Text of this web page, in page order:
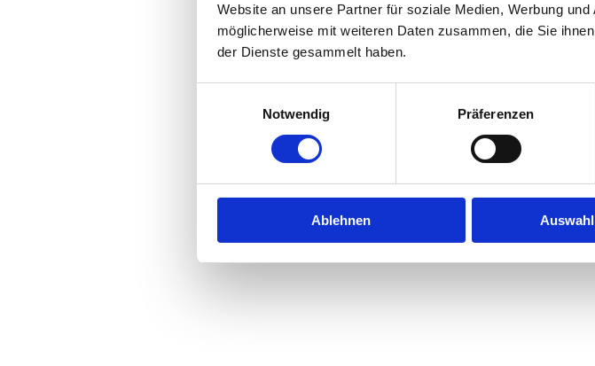
Website an unsere Partner für soziale Medien, Werbung
möglicherweise mit weiteren Daten zusammen, die Sie
der Dienste gesammelt haben.
Notwendig
Präferenzen
Ablehnen
Application error: aclient-side exception has occurred while